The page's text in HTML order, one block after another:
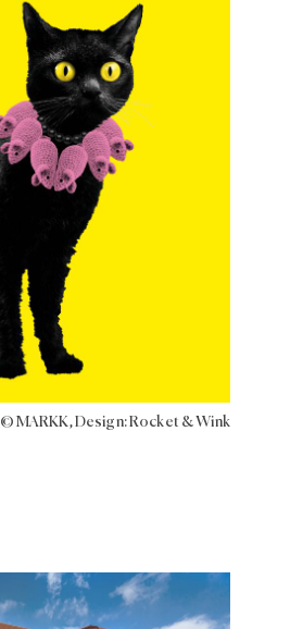
© MARKK, Design: Rocket & Wink